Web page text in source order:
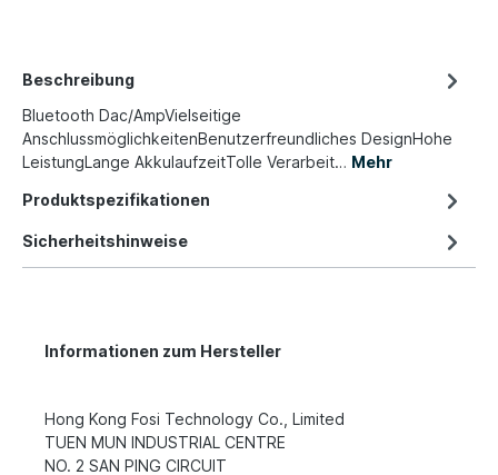
Beschreibung
Bluetooth Dac/AmpVielseitige
AnschlussmöglichkeitenBenutzerfreundliches DesignHohe
LeistungLange AkkulaufzeitTolle Verarbeit… Mehr
Produktspezifikationen
Sicherheitshinweise
Informationen zum Hersteller
Hong Kong Fosi Technology Co., Limited
TUEN MUN INDUSTRIAL CENTRE
NO. 2 SAN PING CIRCUIT